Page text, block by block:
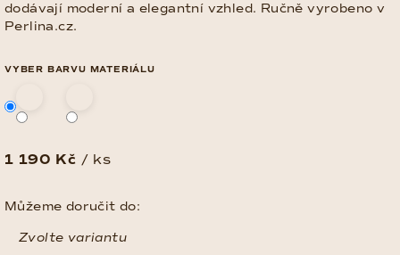
dodávají moderní a elegantní vzhled. Ručně vyrobeno v
Perlina.cz.
VYBER BARVU MATERIÁLU
1 190 Kč / ks
Můžeme doručit do:
Zvolte variantu